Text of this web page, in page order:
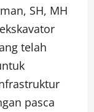
SH, MH
telah
pasca